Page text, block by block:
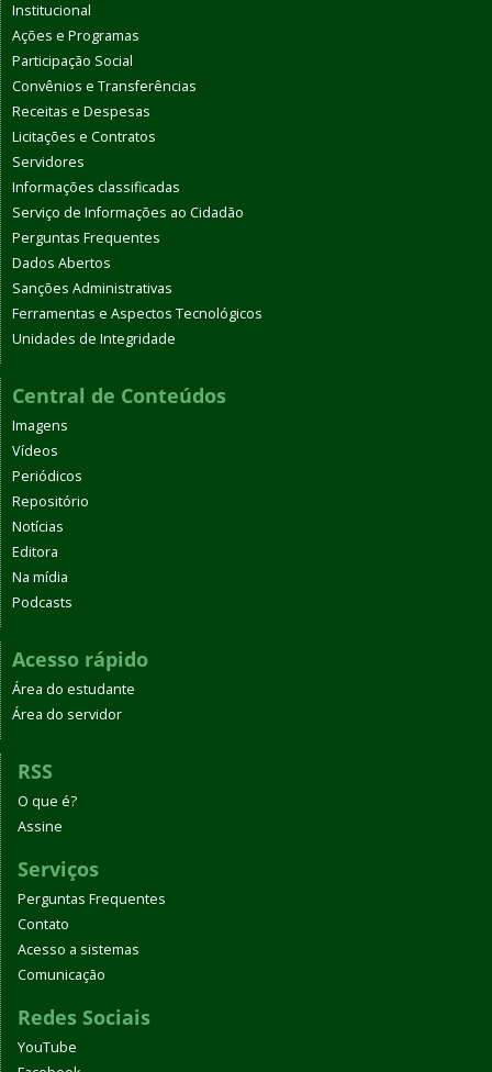
Institucional
Ações e Programas
Participação Social
Convênios e Transferências
Receitas e Despesas
Licitações e Contratos
Servidores
Informações classificadas
Serviço de Informações ao Cidadão
Perguntas Frequentes
Dados Abertos
Sanções Administrativas
Ferramentas e Aspectos Tecnológicos
Unidades de Integridade
Central de Conteúdos
Imagens
Vídeos
Periódicos
Repositório
Notícias
Editora
Na mídia
Podcasts
Acesso rápido
Área do estudante
Área do servidor
RSS
O que é?
Assine
Serviços
Perguntas Frequentes
Contato
Acesso a sistemas
Comunicação
Redes Sociais
YouTube